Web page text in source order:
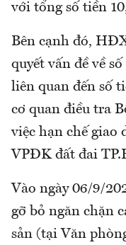
với tổng số tiền
Bên cạnh đó,
quyết vấn đề về
liên quan đến số
cơ quan điều tra
việc hạn chế giao
VPĐK đất đai
Vào ngày 06/9/
gỡ bỏ ngăn chặn
sản (tại Văn